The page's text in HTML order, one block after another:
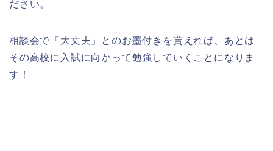
ださい。
相談会で「大丈夫」とのお墨付きを貰えれば、あとは
その高校に入試に向かって勉強していくことになりま
す！